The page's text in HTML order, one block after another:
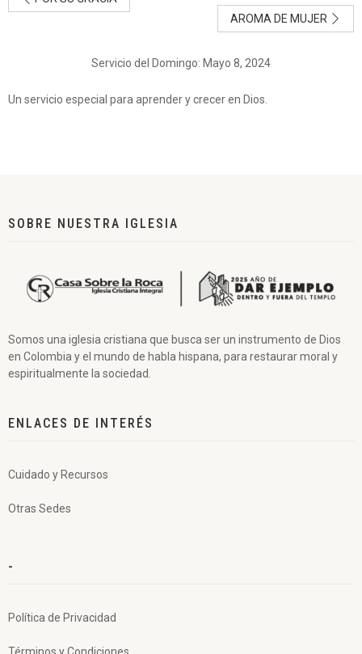
AROMA DE MUJER
Servicio del Domingo: Mayo 8, 2024
Un servicio especial para aprender y crecer en Dios.
SOBRE NUESTRA IGLESIA
Somos una iglesia cristiana que busca ser un instrumento de Dios
en Colombia y el mundo de habla hispana, para restaurar moral y
espiritualmente la sociedad.
ENLACES DE INTERÉS
Cuidado y Recursos
Otras Sedes
-
Política de Privacidad
Términos y Condiciones